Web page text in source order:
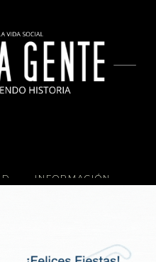
INFORMACIÓN